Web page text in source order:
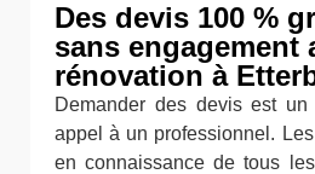
Des devis 100 %
sans engagement
rénovation à
Demander des devis est
appel à un professionnel.
en connaissance de tous